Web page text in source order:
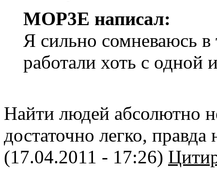
MOP3E написал:
Я сильно сомневаюсь
работали хоть с одной
Найти людей абсолютно
достаточно легко, правда
(17.04.2011 - 17:26)